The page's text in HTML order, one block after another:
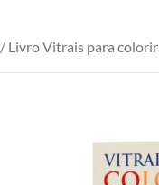
/ Livro Vitrais para colorir